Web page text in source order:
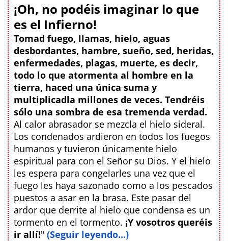
¡Oh, no podéis imaginar lo que
es el Infierno!
Tomad fuego, llamas, hielo, aguas
desbordantes, hambre, sueño, sed, heridas,
enfermedades, plagas, muerte, es decir,
todo lo que atormenta al hombre en la
tierra, haced una única suma y
multiplicadla millones de veces. Tendréis
sólo una sombra de esa tremenda verdad.
Al calor abrasador se mezcla el hielo sideral.
Los condenados ardieron en todos los fuegos
humanos y tuvieron únicamente hielo
espiritual para con el Señor su Dios. Y el hielo
les espera para congelarles una vez que el
fuego les haya sazonado como a los pescados
puestos a asar en la brasa. Este pasar del
ardor que derrite al hielo que condensa es un
tormento en el tormento. ¡Y vosotros queréis
ir allí!" (Seguir leyendo...)